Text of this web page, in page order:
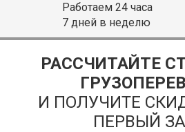
Работаем 24 часа
7 дней в неделю
РАССЧИТАЙТЕ
И ПОЛУЧИТЕ
ПЕРВЫЙ